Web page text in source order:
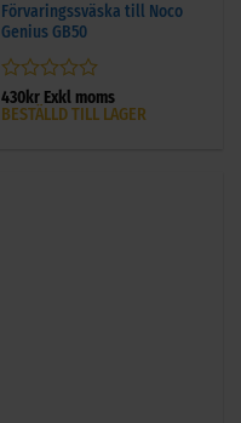
Förvaringssväska till Noco
Genius GB50
Betygsatt
0
430kr Exkl moms
BESTÄLLD TILL LAGER